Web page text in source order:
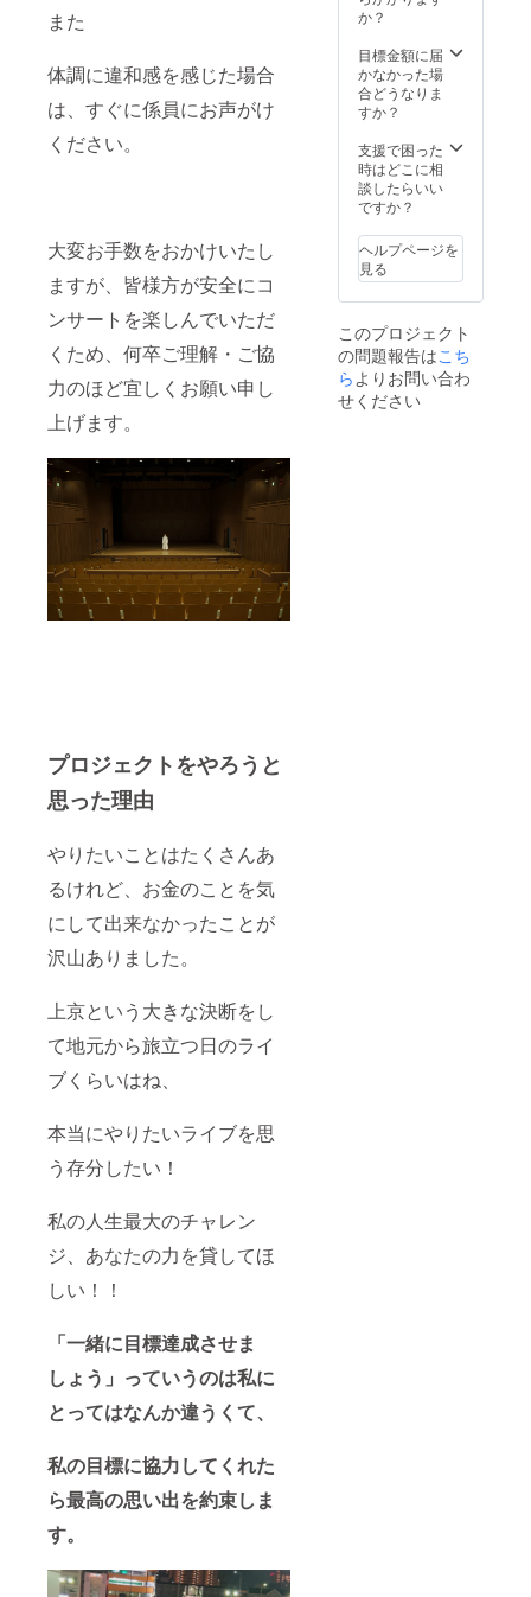
また
体調に違和感を感じた場合
は、すぐに係員にお声がけ
ください。
大変お手数をおかけいたし
ますが、皆様方が安全にコ
ンサートを楽しんでいただ
くため、何卒ご理解・ご協
力のほど宜しくお願い申し
上げます。
プロジェクトをやろうと
思った理由
やりたいことはたくさんあ
るけれど、お金のことを気
にして出来なかったことが
沢山ありました。
上京という大きな決断をし
て地元から旅立つ日のライ
ブくらいはね、
本当にやりたいライブを思
う存分したい！
私の人生最大のチャレン
ジ、あなたの力を貸してほ
しい！！
「一緒に目標達成させま
しょう」っていうのは私に
とってはなんか違うくて、
私の目標に協力してくれた
ら最高の思い出を約束しま
す。
ダウン
ロード
いただ
致しま
す。 ※
ギガ
ファイ
ついて
使用不
明点等
あれば
く問い
合わせ
下さ
い。 ※
送料込
決めさ
せてい
ただき
場使用
料はご
負担い
ただき
※2022
年5月以
降で日
程調整
す。
▼▲▼
備考欄
に以下
の記入
一緒ラ
イブお
疲れ様
会とち
食べ飲
みしま
しょ
当日の
飲食料
金も含
みま
スタッ
フが同
行致し
ます。
※コロナ
か？
目標金額に届
かなかった場
合どうなりま
すか？
支援で困った
時はどこに相
談したらいい
ですか？
ヘルプページを
見る
このプロジェクト
の問題報告はこち
ら よりお問い合わ
せください